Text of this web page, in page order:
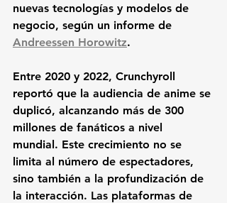
nuevas tecnologías y modelos de
negocio, según un informe de
Andreessen Horowitz.
Entre 2020 y 2022, Crunchyroll
reportó que la audiencia de anime se
duplicó, alcanzando más de 300
millones de fanáticos a nivel
mundial. Este crecimiento no se
limita al número de espectadores,
sino también a la profundización de
la interacción. Las plataformas de